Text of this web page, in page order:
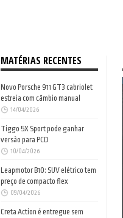
MATÉRIAS RECENTES
Novo Porsche 911 GT3 cabriolet
estreia com câmbio manual
14/04/2026
Tiggo 5X Sport pode ganhar
versão para PCD
10/04/2026
Leapmotor B10: SUV elétrico tem
preço de compacto flex
09/04/2026
Creta Action é entregue sem